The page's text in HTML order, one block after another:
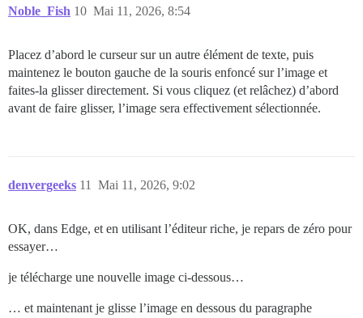
Noble_Fish Mai 11, 2026, 8:54
10
Placez d’abord le curseur sur un autre élément de texte, puis
maintenez le bouton gauche de la souris enfoncé sur l’image et
faites-la glisser directement. Si vous cliquez (et relâchez) d’abord
avant de faire glisser, l’image sera effectivement sélectionnée.
denvergeeks Mai 11, 2026, 9:02
11
OK, dans Edge, et en utilisant l’éditeur riche, je repars de zéro pour
essayer…
je télécharge une nouvelle image ci-dessous…
… et maintenant je glisse l’image en dessous du paragraphe